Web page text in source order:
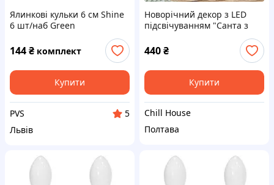
Ялинкові кульки 6 см Shine
6 шт/наб Green
144₴ комплект
Купити
PVS
5
Львів
Новорічний декор з LED
підсвічуванням "Санта з
Презент 890-150
440₴
Купити
Chill House
Полтава